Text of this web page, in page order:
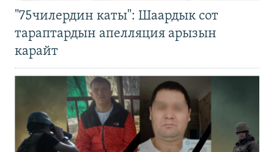
"75чилердин каты": Шаардык сот
тараптардын апелляция арызын
карайт